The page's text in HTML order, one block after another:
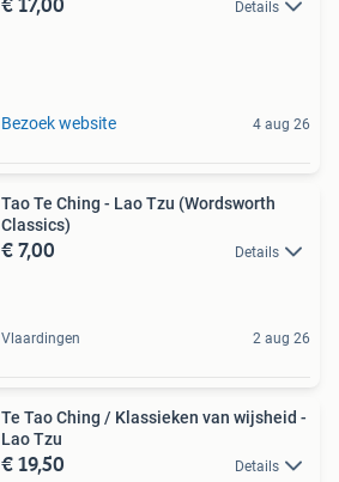
Details
Bezoek website 4 aug 26
Tao Te Ching - Lao Tzu (Wordsworth
Classics)
€ 7,00 Details
Vlaardingen 2 aug 26
Te Tao Ching / Klassieken van wijsheid -
Lao Tzu
€ 19,50 Details